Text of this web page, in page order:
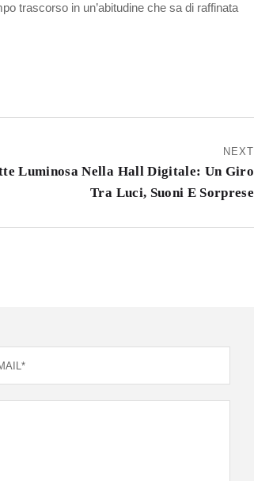
trascorso in un’abitudine che sa di raffinata
NEXT
Luminosa Nella Hall Digitale: Un Giro
Tra Luci, Suoni E Sorprese